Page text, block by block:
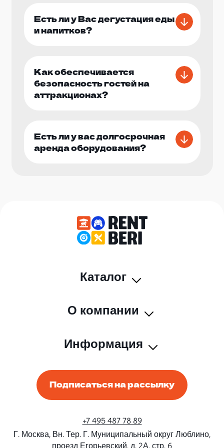
Есть ли у Вас дегустация еды
и напитков?
Как обеспечивается
безопасность гостей на
аттракционах?
Есть ли у вас долгосрочная
аренда оборудования?
Каталог
О компании
Информация
Подписаться на рассылку
+7 495 487 78 89
Г. Москва, Вн. Тер. Г. Муниципальный округ Люблино,
проезд Егорьевский, д. 2А, стр. 6